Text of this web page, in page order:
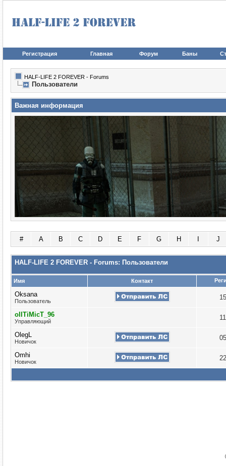
Регистрация Главная Форум Баны
HALF-LIFE 2 FOREVER - Forums
Пользователи
Важная информация
# A B C D E F G H J
HALF-LIFE 2 FOREVER - Forums: Пользователи
Имя Контакт
Oksana
Пользователь
oIITiMicT_96
Управляющий
OlegL
Новичок
Omhi
Новичок